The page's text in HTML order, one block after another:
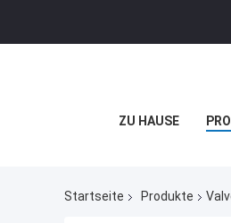
ZU HAUSE
Startseite Produkte